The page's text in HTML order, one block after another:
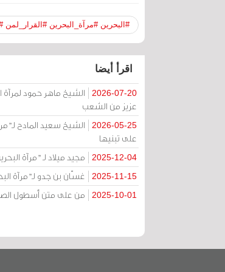
#البحرين #مرآة_البحرين #القرار_لمن
اقرأ أيضا
2026-07-20
الشيخ ماهر حمود لمرآة
عزيز من الشعب
2026-05-25
الشيخ سعيد المادح
على تبنيها
2025-12-04 مجيد ميلاد لـ "مرآة
2025-11-15 غسّان بن جدو لـ”مرآة
2025-10-01 من على متن أسطول